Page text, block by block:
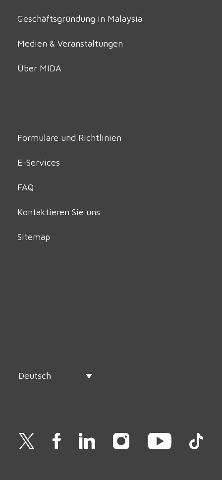
Geschäftsgründung in Malaysia
Medien & Veranstaltungen
Über MIDA
Formulare und Richtlinien
E-Services
FAQ
Kontaktieren Sie uns
Sitemap
Deutsch